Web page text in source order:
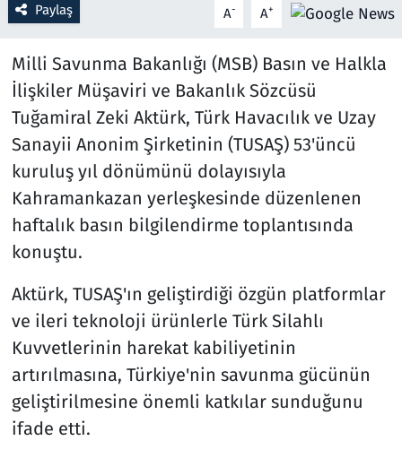
Paylaş A- A+
Milli Savunma Bakanlığı (MSB) Basın ve Halkla
İlişkiler Müşaviri ve Bakanlık Sözcüsü
Tuğamiral Zeki Aktürk, Türk Havacılık ve Uzay
Sanayii Anonim Şirketinin (TUSAŞ) 53'üncü
kuruluş yıl dönümünü dolayısıyla
Kahramankazan yerleşkesinde düzenlenen
haftalık basın bilgilendirme toplantısında
konuştu.
Aktürk, TUSAŞ'ın geliştirdiği özgün platformlar
ve ileri teknoloji ürünlerle Türk Silahlı
Kuvvetlerinin harekat kabiliyetinin
artırılmasına, Türkiye'nin savunma gücünün
geliştirilmesine önemli katkılar sunduğunu
ifade etti.
Spor
Teknoloji ve Bilim
Televizyon